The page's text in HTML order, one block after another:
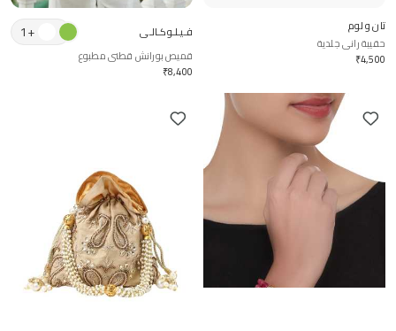
تان و لوم
حقيبة راني جلدية
₹4,500
فـيـلـوكـالـي +
1
قميص بورانش قطني مطبوع
₹8,400